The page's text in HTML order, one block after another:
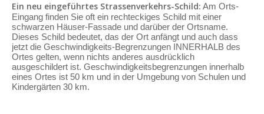
Ein neu eingeführtes Strassenverkehrs-Schild: Am Orts-
Eingang finden Sie oft ein rechteckiges Schild mit einer
schwarzen Häuser-Fassade und darüber der Ortsname.
Dieses Schild bedeutet, das der Ort anfängt und auch dass
jetzt die Geschwindigkeits-Begrenzungen INNERHALB des
Ortes gelten, wenn nichts anderes ausdrücklich
ausgeschildert ist. Geschwindigkeitsbegrenzungen innerhalb
eines Ortes ist 50 km und in der Umgebung von Schulen und
Kindergärten 30 km.